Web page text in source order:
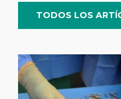
TODOS LOS